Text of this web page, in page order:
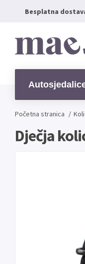
Besplatna
Početna stranica /
Dječja